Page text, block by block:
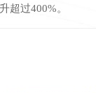
超过400%。